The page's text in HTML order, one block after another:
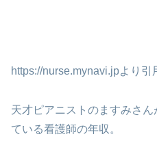
https://nurse.mynavi.jpより引
天才ピアニストのますみさ
ている看護師の年収。